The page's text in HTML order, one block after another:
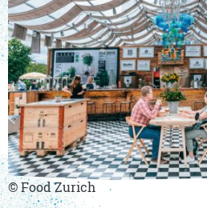
© Food Zurich